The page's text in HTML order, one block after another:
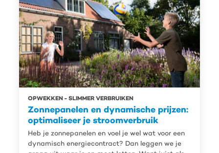
OPWEKKEN SLIMMER VERBRUIKEN
Zonnepanelen en dynamische prijzen:
optimaliseer je stroomverbruik
Heb je zonnepanelen en voel je wel wat voor een
dynamisch energiecontract? Dan leggen we je